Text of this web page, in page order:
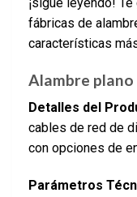
fábricas de
características
Alambre
Detalles del
cables de red de
con opciones de
Parámetros